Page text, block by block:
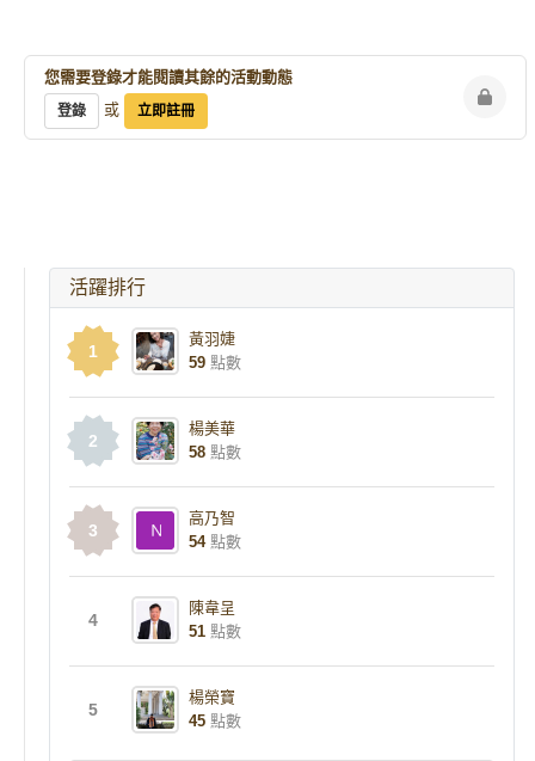
您需要登錄才能閱讀其餘的活動動態
登錄 或 立即註冊
活躍排行
1
黃羽婕
59 點數
2
楊美華
58 點數
3
高乃智
54 點數
4
陳韋呈
51 點數
5
楊榮寶
45 點數